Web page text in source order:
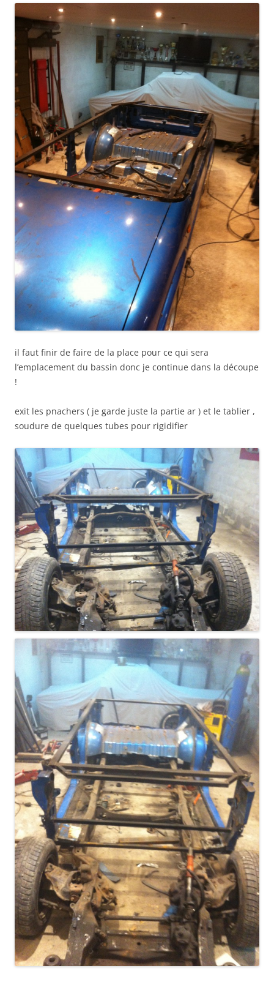
il faut finir de faire de la place pour ce qui sera
l’emplacement du bassin donc je continue dans la découpe
!
exit les pnachers ( je garde juste la partie ar ) et le tablier ,
soudure de quelques tubes pour rigidifier